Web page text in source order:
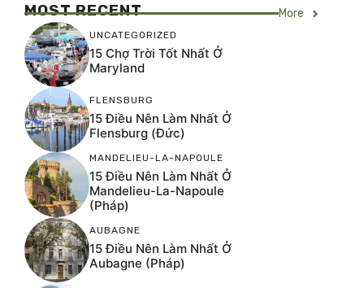
MOST RECENT More
UNCATEGORIZED
15 Chợ Trời Tốt Nhất Ở
Maryland
FLENSBURG
15 Điều Nên Làm Nhất Ở
Flensburg (Đức)
MANDELIEU-LA-NAPOULE
15 Điều Nên Làm Nhất Ở
Mandelieu-La-Napoule
(Pháp)
AUBAGNE
15 Điều Nên Làm Nhất Ở
Aubagne (Pháp)